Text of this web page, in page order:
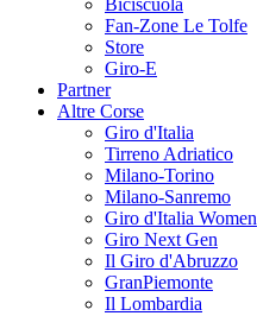
Biciscuola
Fan-Zone Le Tolfe
Store
Giro-E
Partner
Altre Corse
Giro d'Italia
Tirreno Adriatico
Milano-Torino
Milano-Sanremo
Giro d'Italia Women
Giro Next Gen
Il Giro d'Abruzzo
GranPiemonte
Il Lombardia